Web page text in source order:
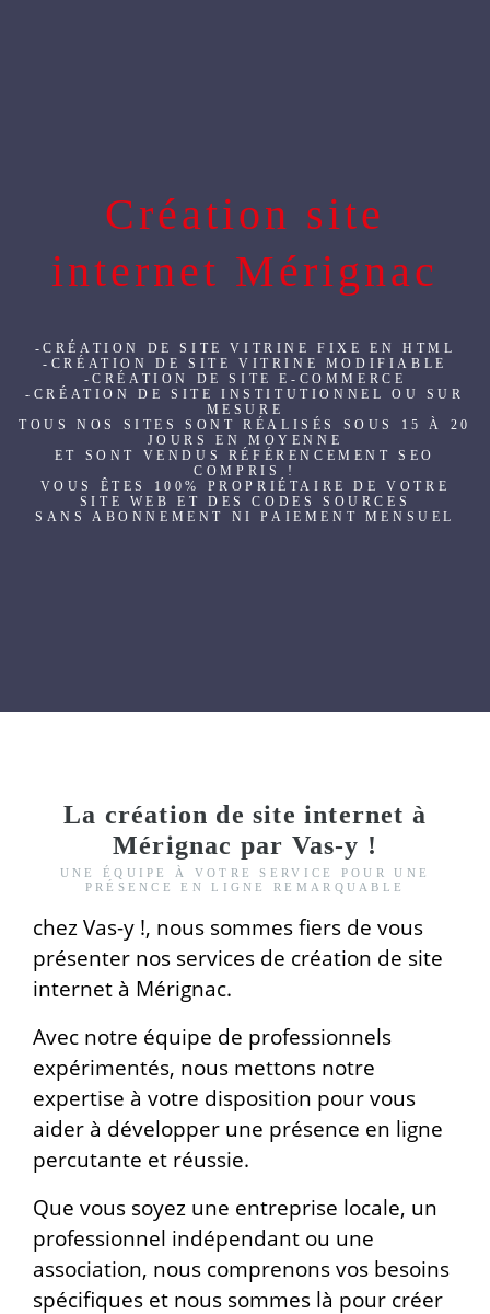
Création site
internet Mérignac
-CRÉATION DE SITE VITRINE FIXE EN HTML
-CRÉATION DE SITE VITRINE MODIFIABLE
-CRÉATION DE SITE E-COMMERCE
-CRÉATION DE SITE INSTITUTIONNEL OU SUR
MESURE
TOUS NOS SITES SONT RÉALISÉS SOUS 15 À 20
JOURS EN MOYENNE
ET SONT VENDUS RÉFÉRENCEMENT SEO
COMPRIS !
VOUS ÊTES 100% PROPRIÉTAIRE DE VOTRE
SITE WEB ET DES CODES SOURCES
SANS ABONNEMENT NI PAIEMENT MENSUEL
La création de site internet à
Mérignac par Vas-y !
UNE ÉQUIPE À VOTRE SERVICE POUR UNE
PRÉSENCE EN LIGNE REMARQUABLE
chez Vas-y !, nous sommes fiers de vous
présenter nos services de création de site
internet à Mérignac.
Avec notre équipe de professionnels
expérimentés, nous mettons notre
expertise à votre disposition pour vous
aider à développer une présence en ligne
percutante et réussie.
Que vous soyez une entreprise locale, un
professionnel indépendant ou une
association, nous comprenons vos besoins
spécifiques et nous sommes là pour créer